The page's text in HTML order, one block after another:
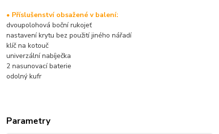
• Příslušenství obsažené v balení:
dvoupolohová boční rukojeť
nastavení krytu bez použití jiného nářadí
klíč na kotouč
univerzální nabíječka
2 nasunovací baterie
odolný kufr
Parametry